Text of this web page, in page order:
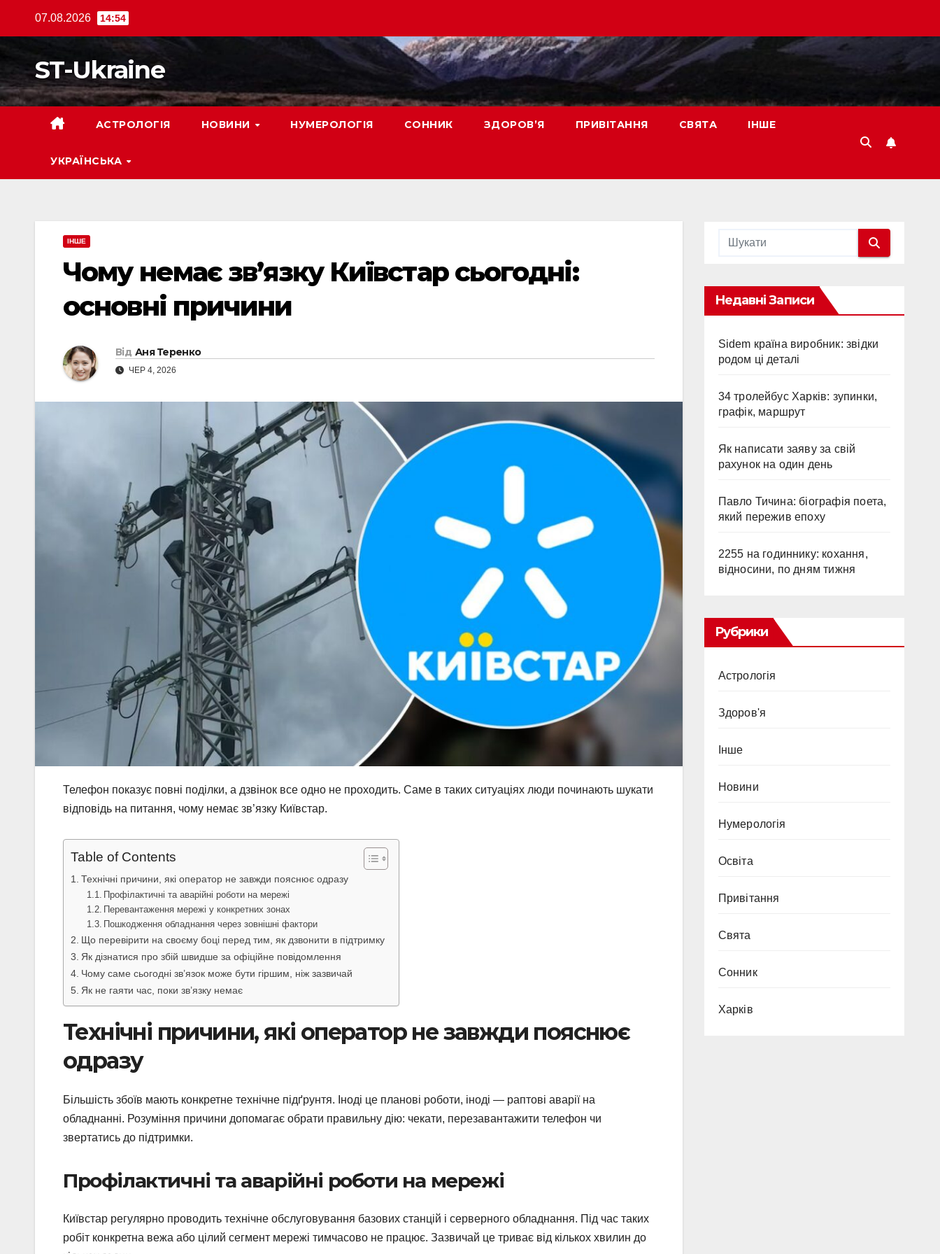
07.08.2026 14:54
ST-Ukraine
АСТРОЛОГІЯ НОВИНИ НУМЕРОЛОГІЯ СОННИК ЗДОРОВ’Я ПРИВІТАННЯ СВЯТА ІНШЕ
УКРАЇНСЬКА
ІНШЕ
Чому немає зв’язку Київстар сьогодні:
основні причини
Від Аня Теренко
ЧЕР 4, 2026
Телефон показує повні поділки, а дзвінок все одно не проходить. Саме в таких ситуаціях люди починають шукати
відповідь на питання, чому немає зв’язку Київстар.
Table of Contents
Технічні причини, які оператор не завжди пояснює одразу
Профілактичні та аварійні роботи на мережі
Перевантаження мережі у конкретних зонах
Пошкодження обладнання через зовнішні фактори
Що перевірити на своєму боці перед тим, як дзвонити в підтримку
Як дізнатися про збій швидше за офіційне повідомлення
Чому саме сьогодні зв’язок може бути гіршим, ніж зазвичай
Як не гаяти час, поки зв’язку немає
Технічні причини, які оператор не завжди пояснює
одразу
Більшість збоїв мають конкретне технічне підґрунтя. Іноді це планові роботи, іноді — раптові аварії на
обладнанні. Розуміння причини допомагає обрати правильну дію: чекати, перезавантажити телефон чи
звертатись до підтримки.
Профілактичні та аварійні роботи на мережі
Київстар регулярно проводить технічне обслуговування базових станцій і серверного обладнання. Під час таких
робіт конкретна вежа або цілий сегмент мережі тимчасово не працює. Зазвичай це триває від кількох хвилин до
Недавні Записи
Sidem країна виробник: звідки
родом ці деталі
34 тролейбус Харків: зупинки,
графік, маршрут
Як написати заяву за свій
рахунок на один день
Павло Тичина: біографія поета,
який пережив епоху
2255 на годиннику: кохання,
відносини, по дням тижня
Рубрики
Астрологія
Здоров'я
Інше
Новини
Нумерологія
Освіта
Привітання
Свята
Сонник
Харків